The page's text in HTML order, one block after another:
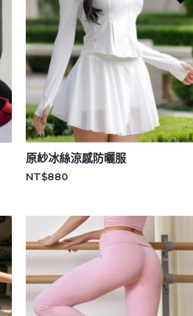
原紗冰絲涼感防曬服
NT$880